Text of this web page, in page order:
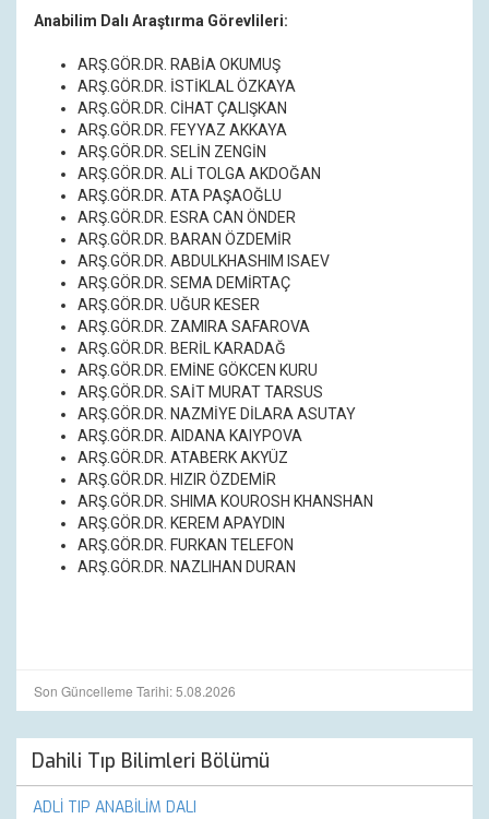
Anabilim Dalı Araştırma Görevlileri:
ARŞ.GÖR.DR. RABİA OKUMUŞ
ARŞ.GÖR.DR. İSTİKLAL ÖZKAYA
ARŞ.GÖR.DR. CİHAT ÇALIŞKAN
ARŞ.GÖR.DR. FEYYAZ AKKAYA
ARŞ.GÖR.DR. SELİN ZENGİN
ARŞ.GÖR.DR. ALİ TOLGA AKDOĞAN
ARŞ.GÖR.DR. ATA PAŞAOĞLU
ARŞ.GÖR.DR. ESRA CAN ÖNDER
ARŞ.GÖR.DR. BARAN ÖZDEMİR
ARŞ.GÖR.DR. ABDULKHASHIM ISAEV
ARŞ.GÖR.DR. SEMA DEMİRTAÇ
ARŞ.GÖR.DR. UĞUR KESER
ARŞ.GÖR.DR. ZAMIRA SAFAROVA
ARŞ.GÖR.DR. BERİL KARADAĞ
ARŞ.GÖR.DR. EMİNE GÖKCEN KURU
ARŞ.GÖR.DR. SAİT MURAT TARSUS
ARŞ.GÖR.DR. NAZMİYE DİLARA ASUTAY
ARŞ.GÖR.DR. AIDANA KAIYPOVA
ARŞ.GÖR.DR. ATABERK AKYÜZ
ARŞ.GÖR.DR. HIZIR ÖZDEMİR
ARŞ.GÖR.DR. SHIMA KOUROSH KHANSHAN
ARŞ.GÖR.DR. KEREM APAYDIN
ARŞ.GÖR.DR. FURKAN TELEFON
ARŞ.GÖR.DR. NAZLIHAN DURAN
Son Güncelleme Tarihi: 5.08.2026
Dahili Tıp Bilimleri Bölümü
ADLİ TIP ANABİLİM DALI